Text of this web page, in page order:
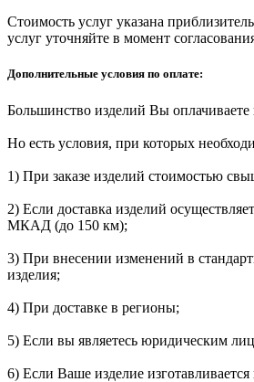
Стоимость услуг указана
услуг уточняйте в момент
Дополнительные условия по оплате:
Большинство изделий Вы оплачиваете
Но есть условия, при которых
1) При заказе изделий стоимостью
2) Если доставка изделий
МКАД (до 150 км);
3) При внесении изменений в
изделия;
4) При доставке в регионы;
5) Если вы являетесь юридическим
6) Если Ваше изделие